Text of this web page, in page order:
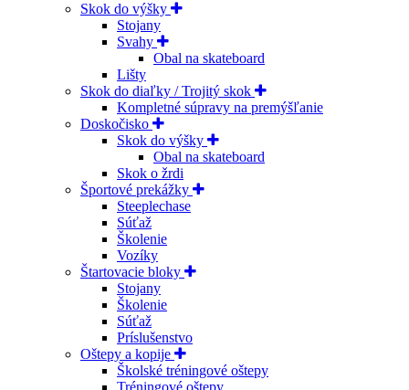
Skok do výšky
Stojany
Svahy
Obal na skateboard
Lišty
Skok do diaľky / Trojitý skok
Kompletné súpravy na premýšľanie
Doskočisko
Skok do výšky
Obal na skateboard
Skok o žrdi
Športové prekážky
Steeplechase
Súťaž
Školenie
Vozíky
Štartovacie bloky
Stojany
Školenie
Súťaž
Príslušenstvo
Oštepy a kopije
Školské tréningové oštepy